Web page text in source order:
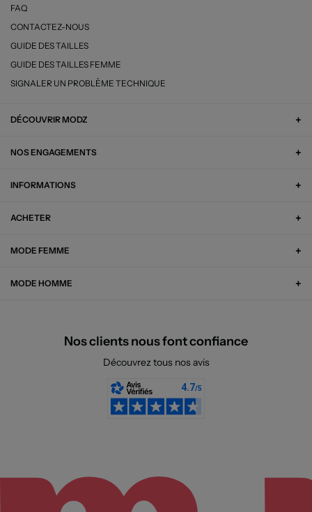
FAQ
CONTACTEZ-NOUS
GUIDE DES TAILLES
GUIDE DES TAILLES FEMME
SIGNALER UN PROBLÈME TECHNIQUE
DÉCOUVRIR MODZ
NOS ENGAGEMENTS
INFORMATIONS
ACHETER
MODE FEMME
MODE HOMME
Nos clients nous font confiance
Découvrez tous nos avis